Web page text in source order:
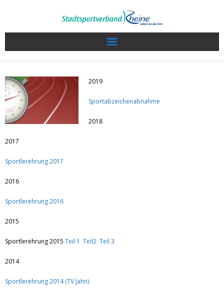
Wir über uns
Sport in Rheine
Veranstaltungen / Termine
Sportkalender
Sportlerwahl 2022
2019
Sportabzeichenabnahme
2018
2017
Sportlerehrung 2017
2016
Sportlerehrung 2016
2015
Sportlerehrung 2015 Teil 1 Teil2 Teil 3
2014
Sportlerehrung 2014 (TV Jahn)